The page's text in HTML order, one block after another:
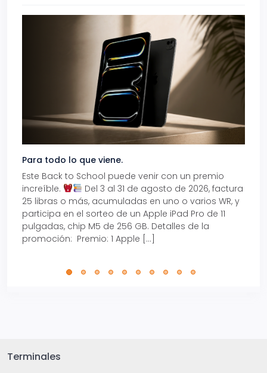
Para todo lo que viene.
Este Back to School puede venir con un premio
increíble.
Del 3 al 31 de agosto de 2026, factura
25 libras o más, acumuladas en uno o varios WR, y
participa en el sorteo de un Apple iPad Pro de 11
pulgadas, chip M5 de 256 GB. Detalles de la
promoción: Premio: 1 Apple […]
Terminales